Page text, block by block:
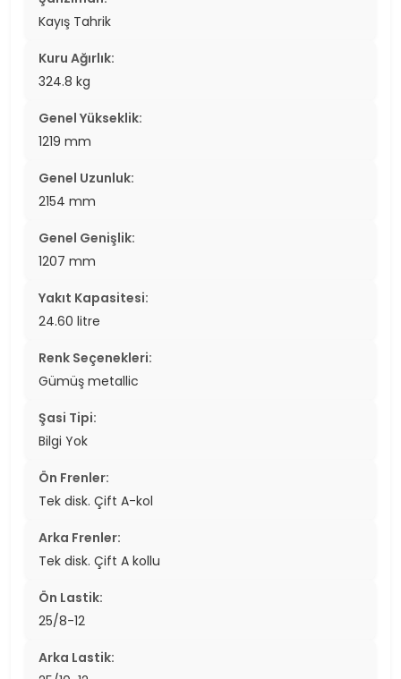
Kayış Tahrik
Kuru Ağırlık:
324.8 kg
Genel Yükseklik:
1219 mm
Genel Uzunluk:
2154 mm
Genel Genişlik:
1207 mm
Yakıt Kapasitesi:
24.60 litre
Renk Seçenekleri:
Gümüş metallic
Şasi Tipi:
Bilgi Yok
Ön Frenler:
Tek disk. Çift A-kol
Arka Frenler:
Tek disk. Çift A kollu
Ön Lastik:
25/8-12
Arka Lastik: